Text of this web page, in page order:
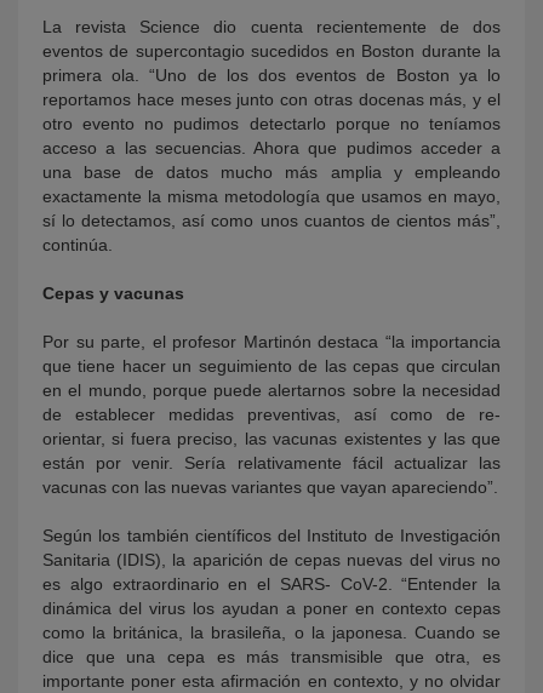
La revista Science dio cuenta recientemente de dos
eventos de supercontagio sucedidos en Boston durante la
primera ola. “Uno de los dos eventos de Boston ya lo
reportamos hace meses junto con otras docenas más, y el
otro evento no pudimos detectarlo porque no teníamos
acceso a las secuencias. Ahora que pudimos acceder a
una base de datos mucho más amplia y empleando
exactamente la misma metodología que usamos en mayo,
sí lo detectamos, así como unos cuantos de cientos más”,
continúa.
Cepas y vacunas
Por su parte, el profesor Martinón destaca “la importancia
que tiene hacer un seguimiento de las cepas que circulan
en el mundo, porque puede alertarnos sobre la necesidad
de establecer medidas preventivas, así como de re-
orientar, si fuera preciso, las vacunas existentes y las que
están por venir. Sería relativamente fácil actualizar las
vacunas con las nuevas variantes que vayan apareciendo”.
Según los también científicos del Instituto de Investigación
Sanitaria (IDIS), la aparición de cepas nuevas del virus no
es algo extraordinario en el SARS- CoV-2. “Entender la
dinámica del virus los ayudan a poner en contexto cepas
como la británica, la brasileña, o la japonesa. Cuando se
dice que una cepa es más transmisible que otra, es
importante poner esta afirmación en contexto, y no olvidar